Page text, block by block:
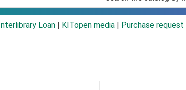
Interlibrary Loan KITopen media Purchase request |